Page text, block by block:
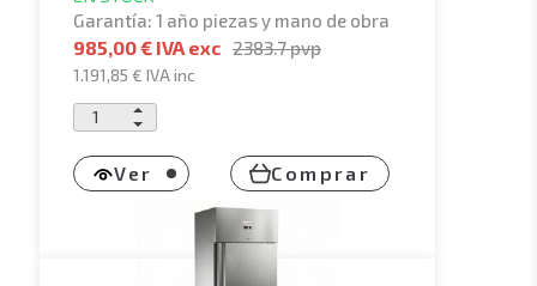
Garantía: 1 año piezas y mano de obra
985,00 € IVA exc 2383.7pvp
1.191,85 €IVA inc
Ver Comprar